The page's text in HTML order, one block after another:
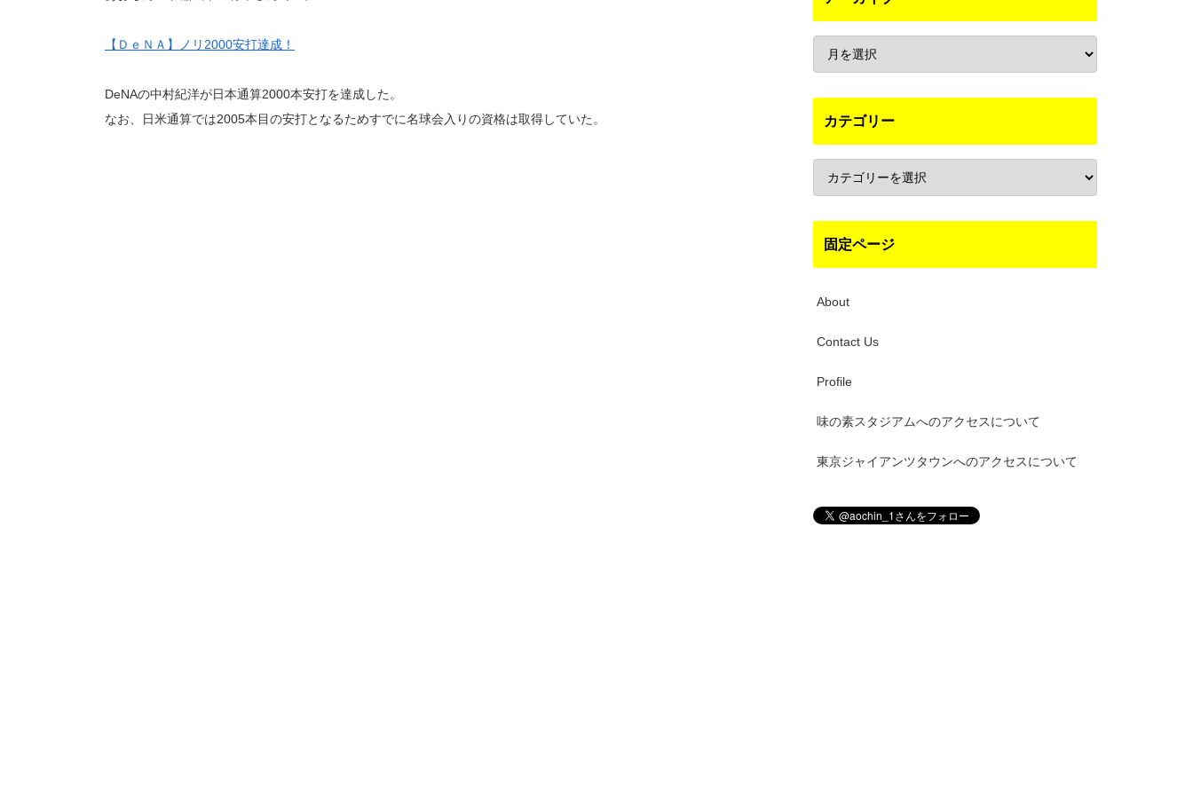
【ＤｅＮＡ】ノリ2000安打達成！
DeNAの中村紀洋が日本通算2000本安打を達成した。
なお、日米通算では2005本目の安打となるためすでに名球会入りの資格は取得していた。
カテゴリー
固定ページ
About
Contact Us
Profile
味の素スタジアムへのアクセスについて
東京ジャイアンツタウンへのアクセスについて